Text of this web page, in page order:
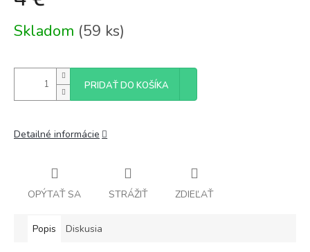
cena:
Skladom (59 ks)
PRIDAŤ DO KOŠÍKA
Detailné informácie
OPÝTAŤ SA STRÁŽIŤ ZDIEĽAŤ
Popis Diskusia